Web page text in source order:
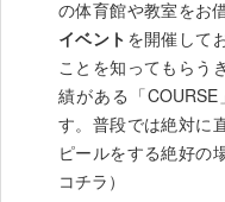
の体育館や教室をお
イベント を開催して
ことを知ってもらう
績がある「
す。普段では絶対に
ピールをする絶好の
コチラ）